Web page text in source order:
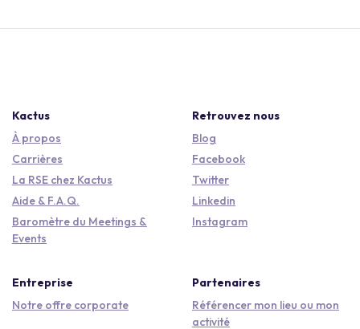
Kactus
À propos
Carrières
La RSE chez Kactus
Aide & F.A.Q.
Baromètre du Meetings &
Events
Retrouvez nous
Blog
Facebook
Twitter
Linkedin
Instagram
Entreprise
Notre offre corporate
Partenaires
Référencer mon lieu ou mon
activité